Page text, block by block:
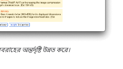
অন্তর্দৃষ্টি উন্নত করে।